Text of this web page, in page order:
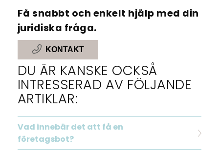
Få snabbt och enkelt hjälp med din
juridiska fråga.
KONTAKT
DU ÄR KANSKE OCKSÅ
INTRESSERAD AV FÖLJANDE
ARTIKLAR:
Vad innebär det att få en
företagsbot?